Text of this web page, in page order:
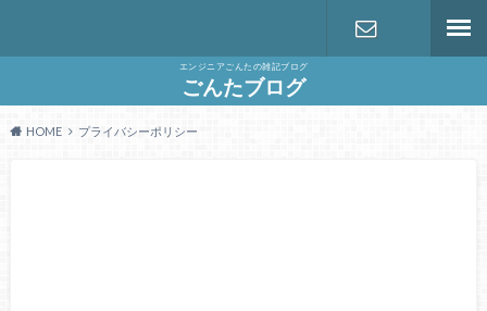
エンジニアごんたの雑記ブログ
ごんたブログ
HOME プライバシーポリシー